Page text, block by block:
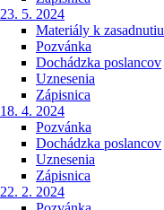
23. 5. 2024
Materiály k zasadnutiu
Pozvánka
Dochádzka poslancov
Uznesenia
Zápisnica
18. 4. 2024
Pozvánka
Dochádzka poslancov
Uznesenia
Zápisnica
22. 2. 2024